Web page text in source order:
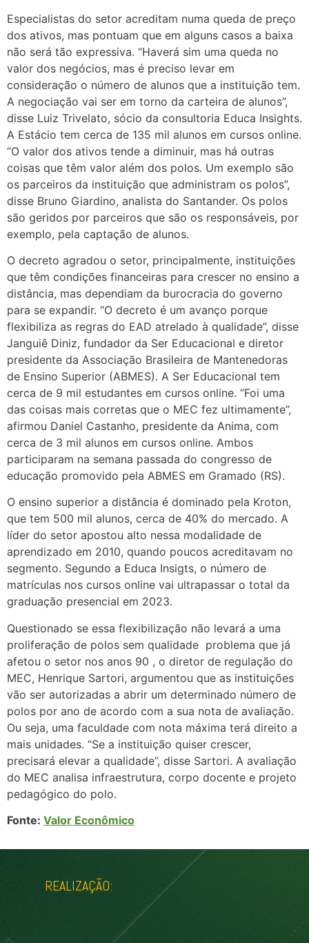
Especialistas do setor acreditam numa queda de preço
dos ativos, mas pontuam que em alguns casos a baixa
não será tão expressiva. “Haverá sim uma queda no
valor dos negócios, mas é preciso levar em
consideração o número de alunos que a instituição tem.
A negociação vai ser em torno da carteira de alunos”,
disse Luiz Trivelato, sócio da consultoria Educa Insights.
A Estácio tem cerca de 135 mil alunos em cursos on­line.
“O valor dos ativos tende a diminuir, mas há outras
coisas que têm valor além dos polos. Um exemplo são
os parceiros da instituição que administram os polos”,
disse Bruno Giardino, analista do Santander. Os polos
são geridos por parceiros que são os responsáveis, por
exemplo, pela captação de alunos.
O decreto agradou o setor, principalmente, instituições
que têm condições financeiras para crescer no ensino a
distância, mas dependiam da burocracia do governo
para se expandir. “O decreto é um avanço porque
flexibiliza as regras do EAD atrelado à qualidade”, disse
Janguiê Diniz, fundador da Ser Educacional e diretor
presidente da Associação Brasileira de Mantenedoras
de Ensino Superior (ABMES). A Ser Educacional tem
cerca de 9 mil estudantes em cursos on­line. “Foi uma
das coisas mais corretas que o MEC fez ultimamente”,
afirmou Daniel Castanho, presidente da Anima, com
cerca de 3 mil alunos em cursos on­line. Ambos
participaram na semana passada do congresso de
educação promovido pela ABMES em Gramado (RS).
O ensino superior a distância é dominado pela Kroton,
que tem 500 mil alunos, cerca de 40% do mercado. A
líder do setor apostou alto nessa modalidade de
aprendizado em 2010, quando poucos acreditavam no
segmento. Segundo a Educa Insigts, o número de
matrículas nos cursos online vai ultrapassar o total da
graduação presencial em 2023.
Questionado se essa flexibilização não levará a uma
proliferação de polos sem qualidade ­ problema que já
afetou o setor nos anos 90 ­, o diretor de regulação do
MEC, Henrique Sartori, argumentou que as instituições
vão ser autorizadas a abrir um determinado número de
polos por ano de acordo com a sua nota de avaliação.
Ou seja, uma faculdade com nota máxima terá direito a
mais unidades. “Se a instituição quiser crescer,
precisará elevar a qualidade”, disse Sartori. A avaliação
do MEC analisa infraestrutura, corpo docente e projeto
pedagógico do polo.
Fonte: Valor Econômico
REALIZAÇÃO: